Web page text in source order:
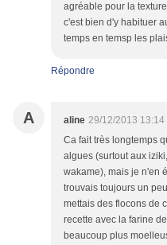
agréable pour la
c'est bien d'y habituer
temps en temsp les
Répondre
A aline 29/12/2013 13:14
Ca fait très longtemps
algues (surtout aux
wakame), mais je n'en
trouvais toujours un
mettais des flocons de
recette avec la farine
beaucoup plus